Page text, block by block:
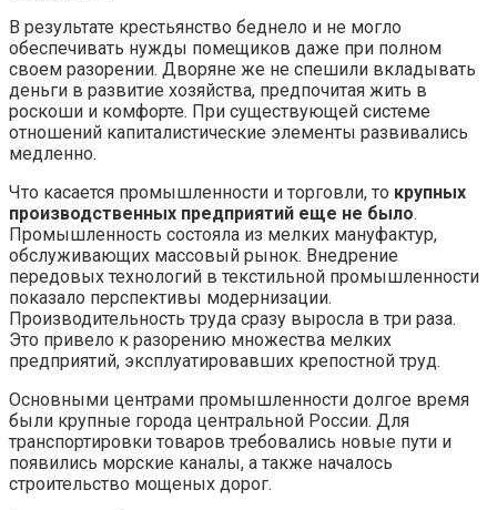
В результате крестьянство беднело и не могло
обеспечивать нужды помещиков даже при полном
своем разорении. Дворяне же не спешили вкладывать
деньги в развитие хозяйства, предпочитая жить в
роскоши и комфорте. При существующей системе
отношений капиталистические элементы развивались
медленно.
Что касается промышленности и торговли, то крупных
производственных предприятий еще не было.
Промышленность состояла из мелких мануфактур,
обслуживающих массовый рынок. Внедрение
передовых технологий в текстильной промышленности
показало перспективы модернизации.
Производительность труда сразу выросла в три раза.
Это привело к разорению множества мелких
предприятий, эксплуатировавших крепостной труд.
Основными центрами промышленности долгое время
были крупные города центральной России. Для
транспортировки товаров требовались новые пути и
появились морские каналы, а также началось
строительство мощеных дорог.